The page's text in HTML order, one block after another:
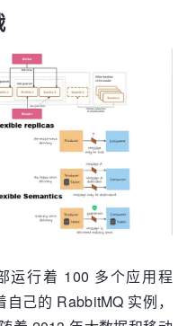
运行着 100 多个应用程
己的 RabbitMQ 实例，